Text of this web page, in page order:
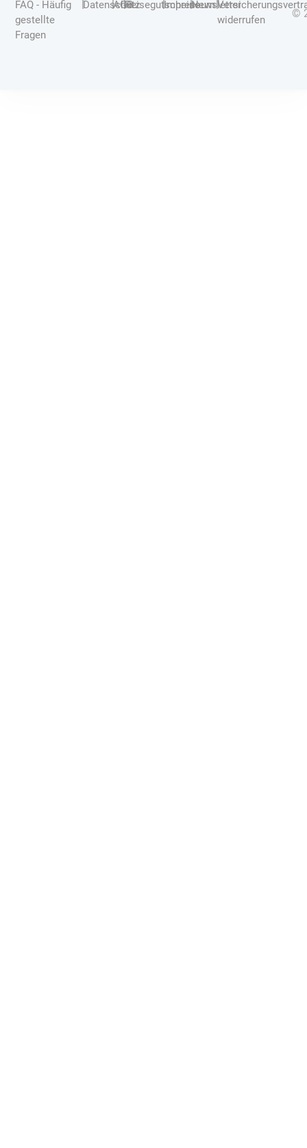
FAQ - Häufig
gestellte
Fragen
|Datenschutz
|AGB
|Reisegutscheine
|Impressum
|Newsletter
|
widerrufen
©